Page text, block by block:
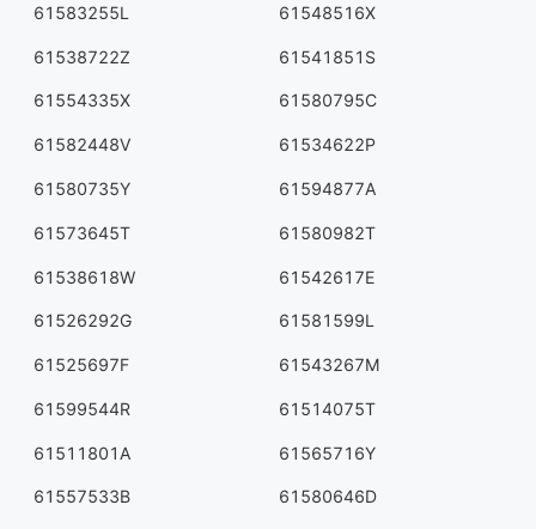
61583255L 61548516X
61538722Z 61541851S
61554335X 61580795C
61582448V 61534622P
61580735Y 61594877A
61573645T 61580982T
61538618W 61542617E
61526292G 61581599L
61525697F 61543267M
61599544R 61514075T
61511801A 61565716Y
61557533B 61580646D